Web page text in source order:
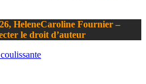
HeleneCaroline Fournier –
le droit d’auteur